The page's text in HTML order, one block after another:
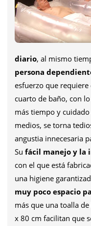
diario, al mismo
persona
esfuerzo que
cuarto de baño, con
más tiempo y
medios, se torna
angustia innecesaria
Su fácil manejo y la
con el que está
una higiene
muy poco espacio
más que una toalla
x 80 cm facilitan que